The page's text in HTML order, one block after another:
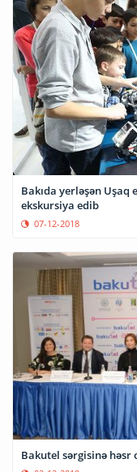
Bakıda yerləşən
ekskursiya edib
07-12-2018
Bakutel sərgisinə